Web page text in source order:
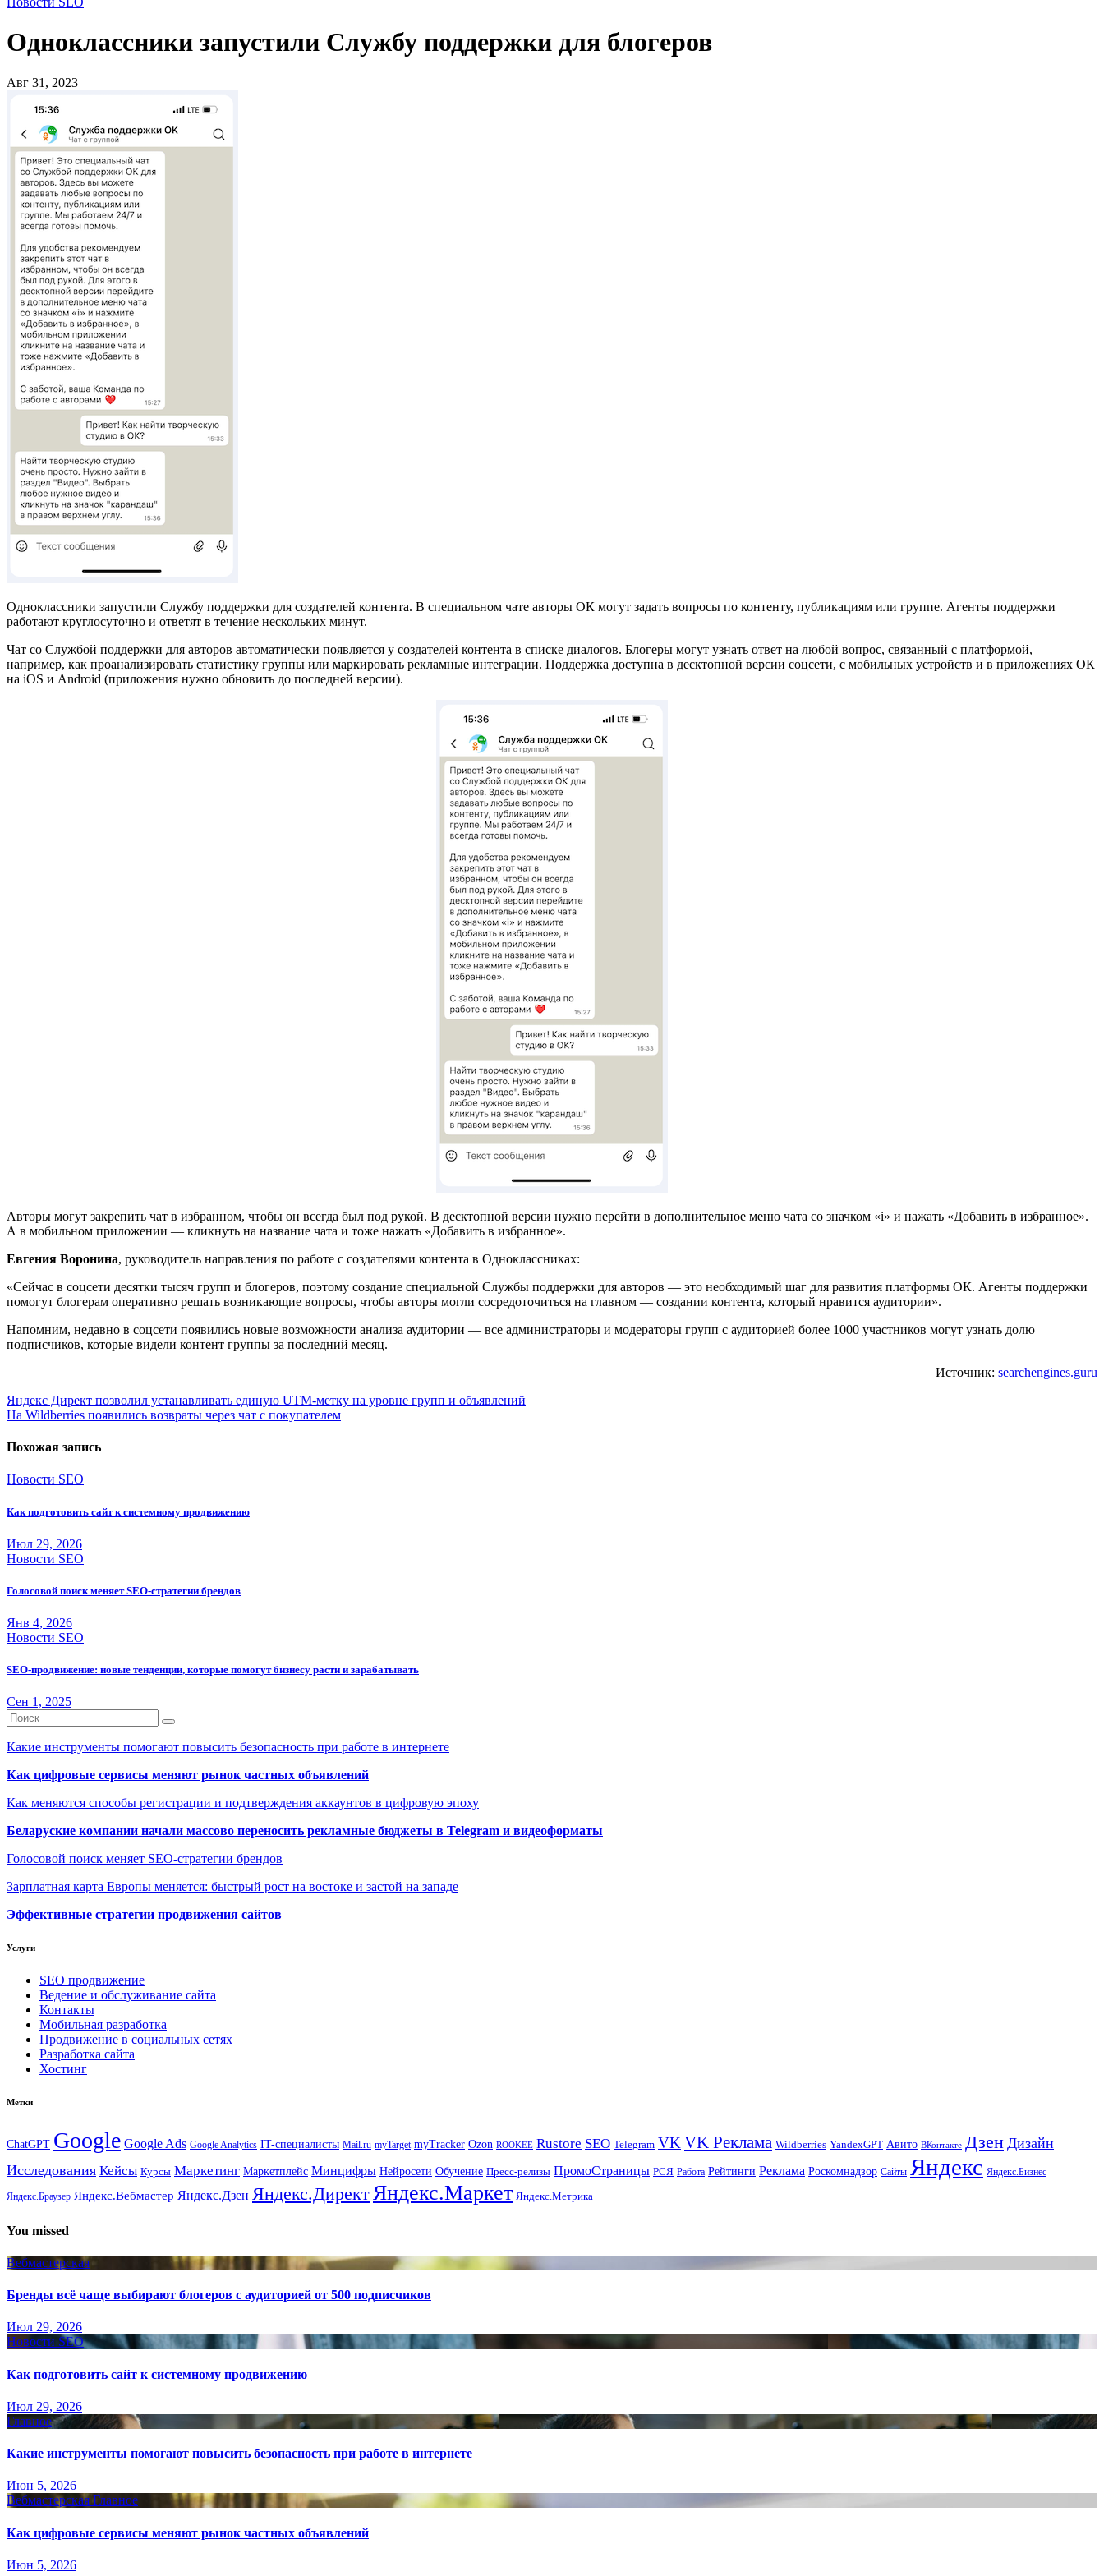
Одноклассники запустили Службу поддержки для блогеров
Авг 31, 2023
Одноклассники запустили Службу поддержки для создателей контента. В специальном чате авторы ОК могут задать вопросы по контенту, публикациям или группе. Агенты поддержки
работают круглосуточно и ответят в течение нескольких минут.
Чат со Службой поддержки для авторов автоматически появляется у создателей контента в списке диалогов. Блогеры могут узнать ответ на любой вопрос, связанный с платформой, —
например, как проанализировать статистику группы или маркировать рекламные интеграции. Поддержка доступна в десктопной версии соцсети, с мобильных устройств и в приложениях ОК
на iOS и Android (приложения нужно обновить до последней версии).
Авторы могут закрепить чат в избранном, чтобы он всегда был под рукой. В десктопной версии нужно перейти в дополнительное меню чата со значком «i» и нажать «Добавить в избранное».
А в мобильном приложении — кликнуть на название чата и тоже нажать «Добавить в избранное».
Евгения Воронина, руководитель направления по работе с создателями контента в Одноклассниках:
«Сейчас в соцсети десятки тысяч групп и блогеров, поэтому создание специальной Службы поддержки для авторов — это необходимый шаг для развития платформы ОК. Агенты поддержки
помогут блогерам оперативно решать возникающие вопросы, чтобы авторы могли сосредоточиться на главном — создании контента, который нравится аудитории».
Напомним, недавно в соцсети появились новые возможности анализа аудитории — все администраторы и модераторы групп с аудиторией более 1000 участников могут узнать долю
подписчиков, которые видели контент группы за последний месяц.
Источник: searchengines.guru
Навигация
по
записям
Яндекс Директ позволил устанавливать единую UTM-метку на уровне групп и объявлений
На Wildberries появились возвраты через чат с покупателем
Похожая запись
Новости SEO
Как подготовить сайт к системному продвижению
Июл 29, 2026
Новости SEO
Голосовой поиск меняет SEO-стратегии брендов
Янв 4, 2026
Новости SEO
SEO-продвижение: новые тенденции, которые помогут бизнесу расти и зарабатывать
Сен 1, 2025
Какие инструменты помогают повысить безопасность при работе в интернете
Как цифровые сервисы меняют рынок частных объявлений
Как меняются способы регистрации и подтверждения аккаунтов в цифровую эпоху
Беларуские компании начали массово переносить рекламные бюджеты в Telegram и видеоформаты
Голосовой поиск меняет SEO-стратегии брендов
Зарплатная карта Европы меняется: быстрый рост на востоке и застой на западе
Эффективные стратегии продвижения сайтов
Услуги
SEO продвижение
Ведение и обслуживание сайта
Контакты
Мобильная разработка
Продвижение в социальных сетях
Разработка сайта
Хостинг
Метки
ChatGPT Google Google Ads Google Analytics IT-специалисты Mail.ru myTarget myTracker Ozon ROOKEE Rustore SEO Telegram VKVK Реклама Wildberries YandexGPT Авито ВКонтакте Дзен Дизайн
Исследования Кейсы Курсы Маркетинг Маркетплейс Минцифры Нейросети Обучение Пресс-релизы ПромоСтраницы РСЯ Работа Рейтинги Реклама Роскомнадзор Сайты Яндекс Яндекс.Бизнес
Яндекс.Браузер Яндекс.Вебмастер Яндекс.Дзен Яндекс.ДиректЯндекс.Маркет Яндекс.Метрика
You missed
Вебмастерская
Бренды всё чаще выбирают блогеров с аудиторией от 500 подписчиков
Июл 29, 2026
Новости SEO
Как подготовить сайт к системному продвижению
Июл 29, 2026
Главное
Какие инструменты помогают повысить безопасность при работе в интернете
Июн 5, 2026
Вебмастерская Главное
Как цифровые сервисы меняют рынок частных объявлений
Июн 5, 2026